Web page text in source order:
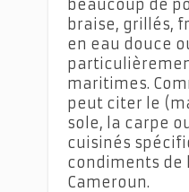
beaucoup de
braise, grillés,
en eau douce
maritimes.
peut citer le
sole, la carpe
cuisinés
condiments de
Cameroun.